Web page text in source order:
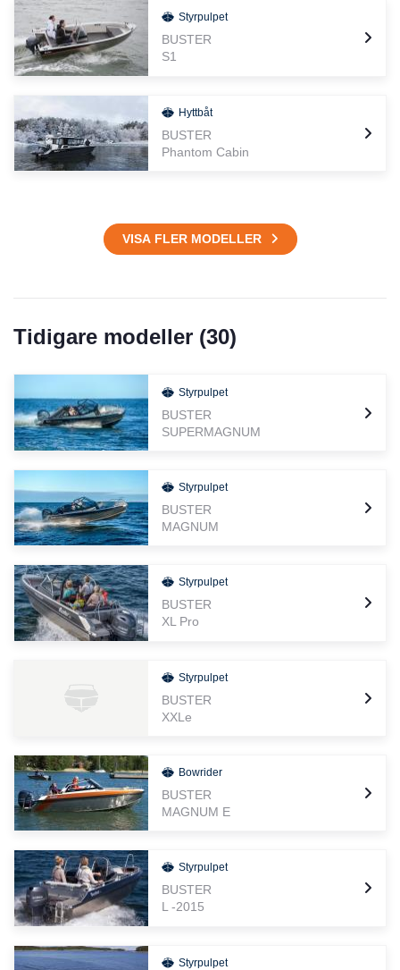
Styrpulpet
BUSTER
S1
Hyttbåt
BUSTER
Phantom Cabin
VISA FLER MODELLER
Tidigare modeller (30)
Styrpulpet
BUSTER
SUPERMAGNUM
Styrpulpet
BUSTER
MAGNUM
Styrpulpet
BUSTER
XL Pro
Styrpulpet
BUSTER
XXLe
Bowrider
BUSTER
MAGNUM E
Styrpulpet
BUSTER
L -2015
Styrpulpet